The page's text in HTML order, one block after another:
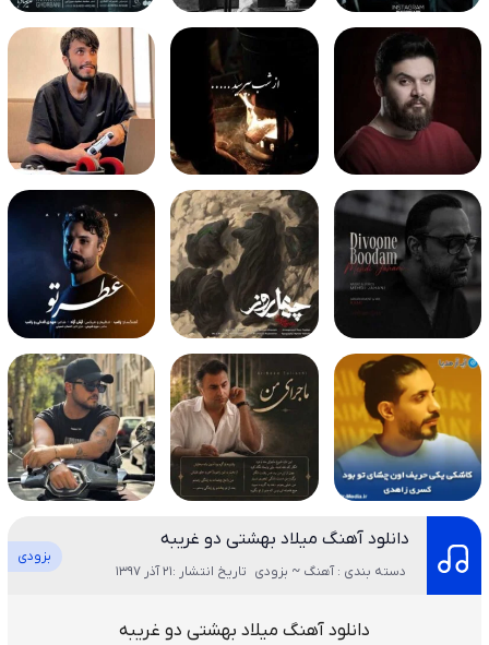
دانلود آهنگ میلاد بهشتی دو غریبه
بزودی
دسته بندی : آهنگ ~ بزودی تاریخ انتشار :21 آذر 1397
دانلود آهنگ میلاد بهشتی دو غریبه